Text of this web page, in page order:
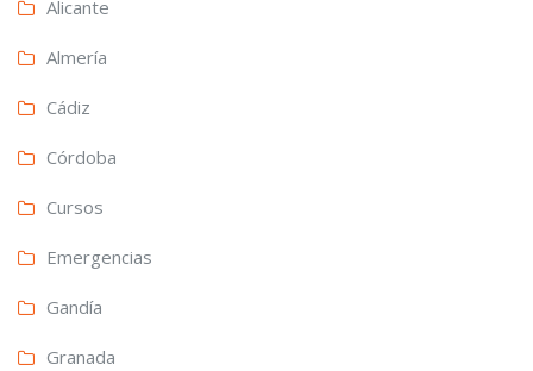
Alicante
Almería
Cádiz
Córdoba
Cursos
Emergencias
Gandía
Granada